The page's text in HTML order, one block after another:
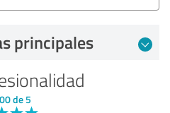
principales
de 5